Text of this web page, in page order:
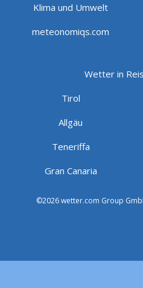
Klima und Umwelt
meteonomiqs.com
Wetter in
Tirol
Allgäu
Teneriffa
Gran Canaria
©2026 wetter.com Group